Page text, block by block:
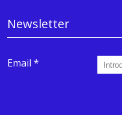
Newsletter
Email